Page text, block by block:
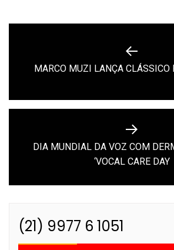
Previous
MARCO MUZI LANÇA CLÁSSICO
Next
post:
DIA MUNDIAL DA VOZ COM
‘VOCAL CARE DAY
(21) 9977 6 1051